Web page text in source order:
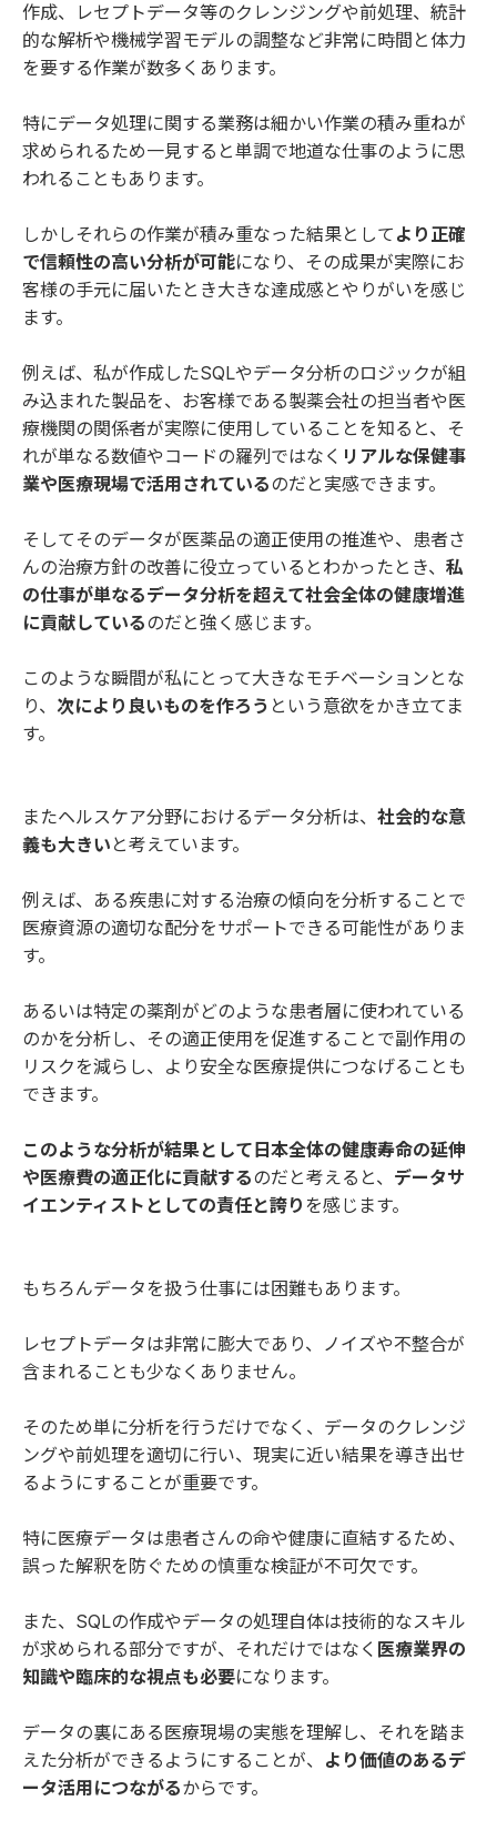
作成、レセプトデータ等のクレンジングや前処理、統計
的な解析や機械学習モデルの調整など非常に時間と体力
を要する作業が数多くあります。
特にデータ処理に関する業務は細かい作業の積み重ねが
求められるため一見すると単調で地道な仕事のように思
われることもあります。
しかしそれらの作業が積み重なった結果として より正確
で信頼性の高い分析が可能になり、その成果が実際にお
客様の手元に届いたとき大きな達成感とやりがいを感じ
ます。
例えば、私が作成したSQLやデータ分析のロジックが組
み込まれた製品を、お客様である製薬会社の担当者や医
療機関の関係者が実際に使用していることを知ると、そ
れが単なる数値やコードの羅列ではなく リアルな保健事
業や医療現場で活用されているのだと実感できます。
そしてそのデータが医薬品の適正使用の推進や、患者さ
んの治療方針の改善に役立っているとわかったとき、 私
の仕事が単なるデータ分析を超えて社会全体の健康増進
に貢献しているのだと強く感じます。
このような瞬間が私にとって大きなモチベーションとな
り、 次により良いものを作ろう という意欲をかき立てま
す。
またヘルスケア分野におけるデータ分析は、 社会的な意
義も大きい と考えています。
例えば、ある疾患に対する治療の傾向を分析することで
医療資源の適切な配分をサポートできる可能性がありま
す。
あるいは特定の薬剤がどのような患者層に使われている
のかを分析し、その適正使用を促進することで副作用の
リスクを減らし、より安全な医療提供につなげることも
できます。
このような分析が結果として日本全体の健康寿命の延伸
や医療費の適正化に貢献するのだと考えると、 データサ
イエンティストとしての責任と誇り を感じます。
もちろんデータを扱う仕事には困難もあります。
レセプトデータは非常に膨大であり、ノイズや不整合が
含まれることも少なくありません。
そのため単に分析を行うだけでなく、データのクレンジ
ングや前処理を適切に行い、現実に近い結果を導き出せ
るようにすることが重要です。
特に医療データは患者さんの命や健康に直結するため、
誤った解釈を防ぐための慎重な検証が不可欠です。
また、SQLの作成やデータの処理自体は技術的なスキル
が求められる部分ですが、それだけではなく 医療業界の
知識や臨床的な視点も必要になります。
データの裏にある医療現場の実態を理解し、それを踏ま
えた分析ができるようにすることが、 より価値のあるデ
ータ活用につながるからです。